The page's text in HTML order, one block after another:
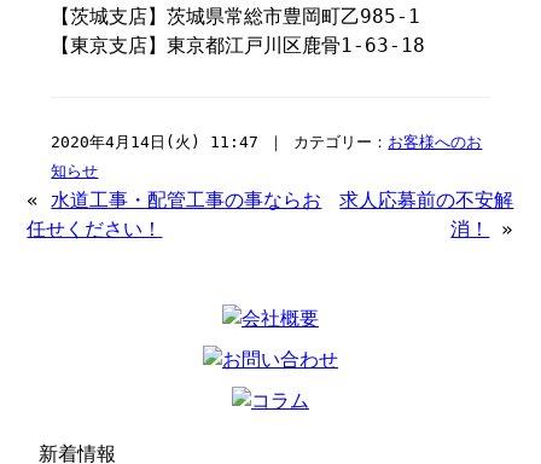
【茨城支店】茨城県常総市豊岡町乙985-1
【東京支店】東京都江戸川区鹿骨1-63-18
2020年4月14日(火) 11:47 ｜ カテゴリー： お客様へのお
知らせ
«水道工事・配管工事の事ならお
任せください！
求人応募前の不安解
消！
»
新着情報